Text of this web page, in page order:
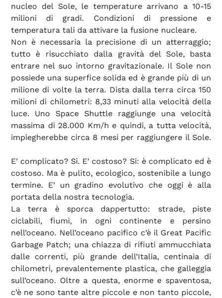
nucleo del Sole, le temperature arrivano a 10-15
milioni di gradi. Condizioni di pressione e
temperatura tali da attivare la fusione nucleare.
Non è necessaria la precisione di un atterraggio;
tutto è risucchiato dalla gravità del Sole, basta
entrare nel suo intorno gravitazionale. Il Sole non
possiede una superfice solida ed è grande più di un
milione di volte la terra. Dista dalla terra circa 150
milioni di chilometri: 8,33 minuti alla velocità della
luce. Uno Space Shuttle raggiunge una velocità
massima di 28.000 Km/h e quindi, a tutta velocità,
impiegherebbe circa 8 mesi per raggiungere il Sole.
E’ complicato? Si. E’ costoso? Si: è complicato ed è
costoso. Ma è pulito, ecologico, sostenibile a lungo
termine. E’ un gradino evolutivo che oggi è alla
portata della nostra tecnologia.
La terra è sporca dappertutto: strade, piste
ciclabili, fiumi, in ogni continente e persino
nell’oceano. Nell’oceano pacifico c’è il Great Pacific
Garbage Patch; una chiazza di rifiuti ammucchiata
dalle correnti, più grande dell’Italia, centinaia di
chilometri, prevalentemente plastica, che galleggia
sull’oceano. Oltre a questa, enorme e spaventosa,
c’è ne sono tante altre piccole e non tanto piccole,